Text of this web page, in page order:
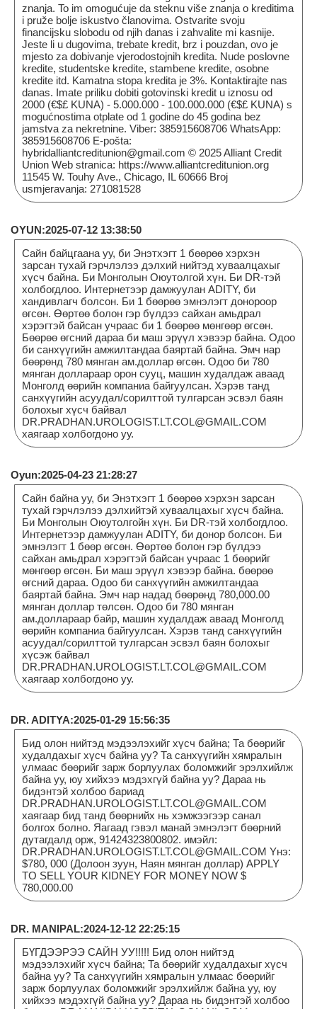
znanja. To im omogućuje da steknu više znanja o kreditima
i pruže bolje iskustvo članovima. Ostvarite svoju
financijsku slobodu od njih danas i zahvalite mi kasnije.
Jeste li u dugovima, trebate kredit, brz i pouzdan, ovo je
mjesto za dobivanje vjerodostojnih kredita. Nude poslovne
kredite, studentske kredite, stambene kredite, osobne
kredite itd. Kamatna stopa kredita je 3%. Kontaktirajte nas
danas. Imate priliku dobiti gotovinski kredit u iznosu od
2000 (€$£ KUNA) - 5.000.000 - 100.000.000 (€$£ KUNA) s
mogućnostima otplate od 1 godine do 45 godina bez
jamstva za nekretnine. Viber: 385915608706 WhatsApp:
385915608706 E-pošta:
hybridalliantcreditunion@gmail.com © 2025 Alliant Credit
Union Web stranica: https://www.alliantcreditunion.org
11545 W. Touhy Ave., Chicago, IL 60666 Broj
usmjeravanja: 271081528
OYUN:2025-07-12 13:38:50
Сайн байцгаана уу, би Энэтхэгт 1 бөөрөө хэрхэн
зарсан тухай гэрчлэлээ дэлхий нийтэд хуваалцахыг
хүсч байна. Би Монголын Оюутолгой хүн. Би DR-тэй
холбогдлоо. Интернетээр дамжуулан ADITY, би
хандивлагч болсон. Би 1 бөөрөө эмнэлэгт донороор
өгсөн. Өөртөө болон гэр бүлдээ сайхан амьдрал
хэрэгтэй байсан учраас би 1 бөөрөө мөнгөөр өгсөн.
Бөөрөө өгсний дараа би маш эрүүл хэвээр байна. Одоо
би санхүүгийн амжилтандаа баяртай байна. Эмч нар
бөөрөнд 780 мянган ам.доллар өгсөн. Одоо би 780
мянган доллараар орон сууц, машин худалдаж аваад
Монголд өөрийн компаниа байгуулсан. Хэрэв танд
санхүүгийн асуудал/сорилттой тулгарсан эсвэл баян
болохыг хүсч байвал
DR.PRADHAN.UROLOGIST.LT.COL@GMAIL.COM
хаягаар холбогдоно уу.
Oyun:2025-04-23 21:28:27
Сайн байна уу, би Энэтхэгт 1 бөөрөө хэрхэн зарсан
тухай гэрчлэлээ дэлхийтэй хуваалцахыг хүсч байна.
Би Монголын Оюутолгойн хүн. Би DR-тэй холбогдлоо.
Интернетээр дамжуулан ADITY, би донор болсон. Би
эмнэлэгт 1 бөөр өгсөн. Өөртөө болон гэр бүлдээ
сайхан амьдрал хэрэгтэй байсан учраас 1 бөөрийг
мөнгөөр өгсөн. Би маш эрүүл хэвээр байна. бөөрөө
өгсний дараа. Одоо би санхүүгийн амжилтандаа
баяртай байна. Эмч нар надад бөөрөнд 780,000.00
мянган доллар төлсөн. Одоо би 780 мянган
ам.доллараар байр, машин худалдаж аваад Монголд
өөрийн компаниа байгуулсан. Хэрэв танд санхүүгийн
асуудал/сорилттой тулгарсан эсвэл баян болохыг
хүсэж байвал
DR.PRADHAN.UROLOGIST.LT.COL@GMAIL.COM
хаягаар холбогдоно уу.
DR. ADITYA:2025-01-29 15:56:35
Бид олон нийтэд мэдээлэхийг хүсч байна; Та бөөрийг
худалдахыг хүсч байна уу? Та санхүүгийн хямралын
улмаас бөөрийг зарж борлуулах боломжийг эрэлхийлж
байна уу, юу хийхээ мэдэхгүй байна уу? Дараа нь
бидэнтэй холбоо бариад
DR.PRADHAN.UROLOGIST.LT.COL@GMAIL.COM
хаягаар бид танд бөөрнийх нь хэмжээгээр санал
болгох болно. Яагаад гэвэл манай эмнэлэгт бөөрний
дутагдалд орж, 91424323800802. имэйл:
DR.PRADHAN.UROLOGIST.LT.COL@GMAIL.COM Yнэ:
$780, 000 (Долоон зуун, Наян мянган доллар) APPLY
TO SELL YOUR KIDNEY FOR MONEY NOW $
780,000.00
DR. MANIPAL:2024-12-12 22:25:15
БҮГДЭЭРЭЭ САЙН УУ!!!!! Бид олон нийтэд
мэдээлэхийг хүсч байна; Та бөөрийг худалдахыг хүсч
байна уу? Та санхүүгийн хямралын улмаас бөөрийг
зарж борлуулах боломжийг эрэлхийлж байна уу, юу
хийхээ мэдэхгүй байна уу? Дараа нь бидэнтэй холбоо